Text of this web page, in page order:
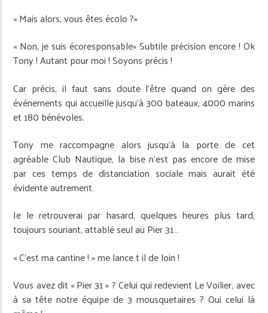
« Mais alors, vous êtes écolo ?»
« Non, je suis écoresponsable» Subtile précision encore ! Ok
Tony ! Autant pour moi ! Soyons précis !
Car précis, il faut sans doute l’être quand on gère des
événements qui accueille jusqu’à 300 bateaux, 4000 marins
et 180 bénévoles.
Tony me raccompagne alors jusqu’à la porte de cet
agréable Club Nautique, la bise n’est pas encore de mise
par ces temps de distanciation sociale mais aurait été
évidente autrement.
Je le retrouverai par hasard, quelques heures plus tard,
toujours souriant, attablé seul au Pier 31…
« C’est ma cantine ! » me lance t il de loin !
Vous avez dit « Pier 31 » ? Celui qui redevient Le Voilier, avec
à sa tête notre équipe de 3 mousquetaires ? Oui celui là